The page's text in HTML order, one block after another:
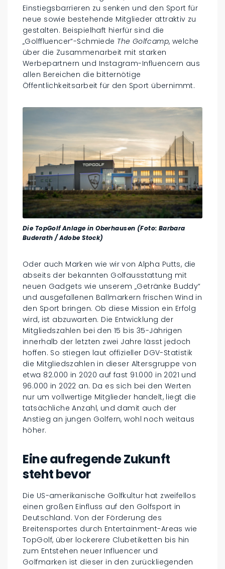
Einstiegsbarrieren zu senken und den Sport für
neue sowie bestehende Mitglieder attraktiv zu
gestalten. Beispielhaft hierfür sind die
„Golffluencer“-Schmiede The Golfcamp, welche
über die Zusammenarbeit mit starken
Werbepartnern und Instagram-Influencern aus
allen Bereichen die bitternötige
Öffentlichkeitsarbeit für den Sport übernimmt.
Die TopGolf Anlage in Oberhausen (Foto: Barbara
Buderath / Adobe Stock)
Oder auch Marken wie wir von Alpha Putts, die
abseits der bekannten Golfausstattung mit
neuen Gadgets wie unserem „Getränke Buddy“
und ausgefallenen Ballmarkern frischen Wind in
den Sport bringen. Ob diese Mission ein Erfolg
wird, ist abzuwarten. Die Entwicklung der
Mitgliedszahlen bei den 15 bis 35-Jährigen
innerhalb der letzten zwei Jahre lässt jedoch
hoffen. So stiegen laut offizieller DGV-Statistik
die Mitgliedszahlen in dieser Altersgruppe von
etwa 82.000 in 2020 auf fast 91.000 in 2021 und
96.000 in 2022 an. Da es sich bei den Werten
nur um vollwertige Mitglieder handelt, liegt die
tatsächliche Anzahl, und damit auch der
Anstieg an jungen Golfern, wohl noch weitaus
höher.
Eine aufregende Zukunft
steht bevor
Die US-amerikanische Golfkultur hat zweifellos
einen großen Einfluss auf den Golfsport in
Deutschland. Von der Förderung des
Breitensportes durch Entertainment-Areas wie
TopGolf, über lockerere Clubetiketten bis hin
zum Entstehen neuer Influencer und
Golfmarken ist dieser in den zurückliegenden